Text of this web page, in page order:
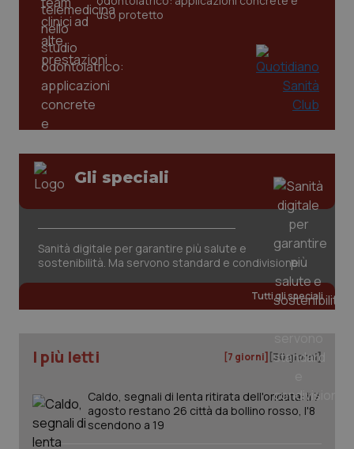
uso protetto
Gli speciali
Sanità digitale per garantire più salute e
sostenibilità. Ma servono standard e condivisione
Tutti gli speciali
I più letti [7 giorni] [30 giorni]
Caldo, segnali di lenta ritirata dell'ondata: il 7
agosto restano 26 città da bollino rosso, l'8
scendono a 19
CookieScriptConsent
www.quotidianosanita.it